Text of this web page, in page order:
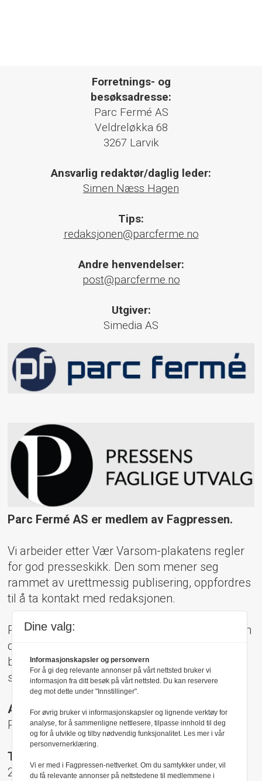
Forretnings- og
besøksadresse:
Parc Fermé AS
Veldreløkka 68
3267 Larvik
Ansvarlig redaktør/daglig leder:
Simen Næss Hagen
Tips:
redaksjonen@parcferme.no
Andre henvendelser:
post@parcferme.no
Utgiver:
Simedia AS
Parc Fermé AS er medlem av Fagpressen.
Vi arbeider etter Vær Varsom-plakatens regler
for god presseskikk. Den som mener seg
rammet av urettmessig publisering, oppfordres
til å ta kontakt med redaksjonen.
Pressens Faglige Utvalg (PFU) er et klageorgan
oppnevnt av Norsk Presseforbund som
behandler klager mot mediene i presseetiske
spørsmål.
Adresse:
Rådhusgt 17, 0158 Oslo
Telefon:
22 40 50 40
Dine valg:
Informasjonskapsler og personvern
For å gi deg relevante annonser på vårt nettsted bruker vi
informasjon fra ditt besøk på vårt nettsted. Du kan reservere
deg mot dette under "Innstillinger".
For øvrig bruker vi informasjonskapsler og lignende verktøy for
analyse, for å sammenligne nettlesere, tilpasse innhold til deg
og for å utvikle og tilby nødvendig funksjonalitet. Les mer i vår
personvernerklæring.
Vi er med i Fagpressen-nettverket. Om du samtykker under, vil
du få relevante annonser på nettstedene til medlemmene i